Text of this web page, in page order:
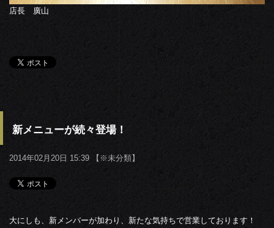
店長 廣山
新メニューが続々登場！
2014年02月20日 15:39 【 ※未分類】
大にしも、新メンバーが加わり、新たな気持ちで営業しております！